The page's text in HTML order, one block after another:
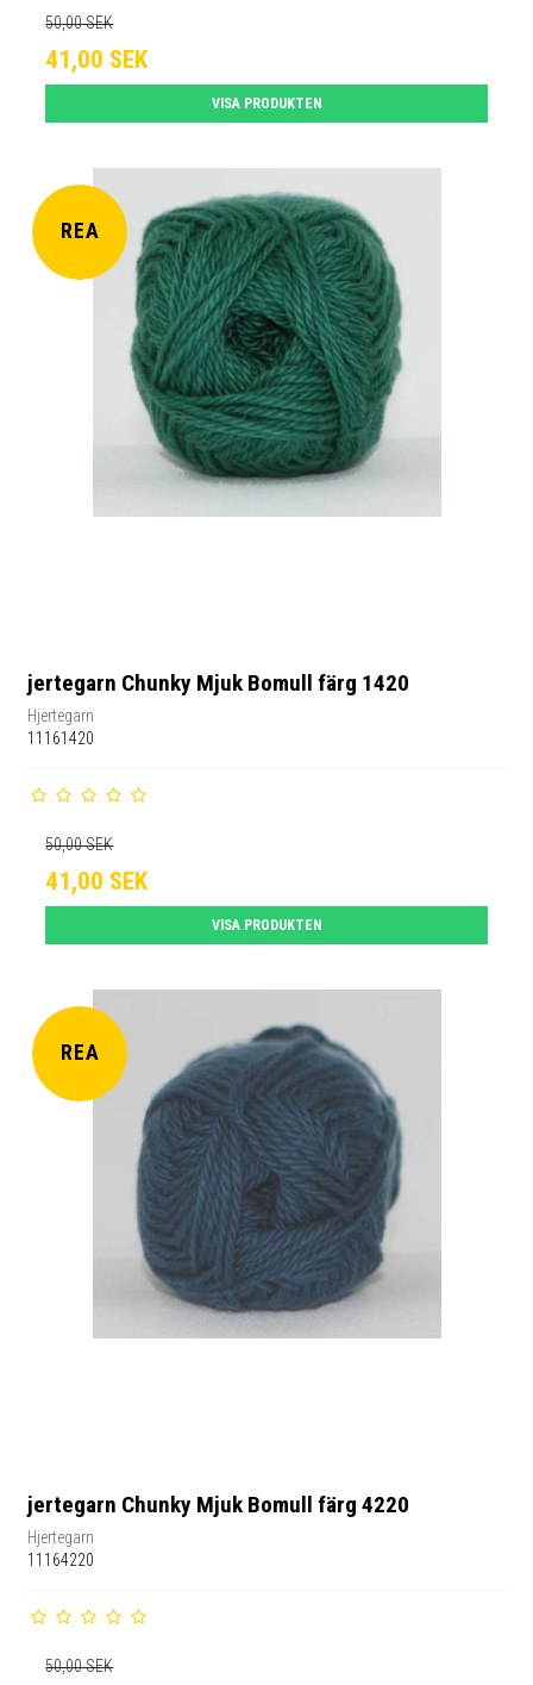
50,00 SEK
41,00 SEK
VISA PRODUKTEN
REA
jertegarn Chunky Mjuk Bomull färg 1420
Hjertegarn
11161420
50,00 SEK
41,00 SEK
VISA PRODUKTEN
REA
jertegarn Chunky Mjuk Bomull färg 4220
Hjertegarn
11164220
50,00 SEK